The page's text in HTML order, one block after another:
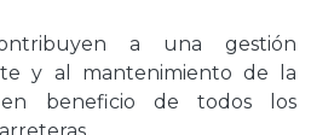
a una gestión
y al mantenimiento de la
en beneficio de todos los